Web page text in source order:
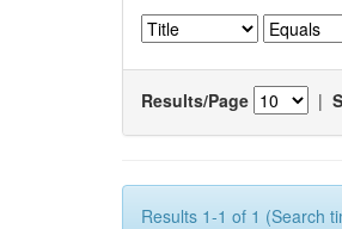
Results/Page |
Results 1-1 of 1 (Search